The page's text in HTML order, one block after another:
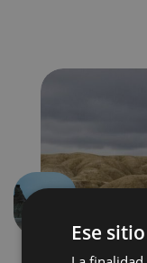
Ese